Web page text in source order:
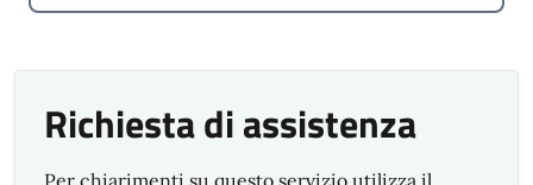
Richiesta di assistenza
Per chiarimenti su questo servizio utilizza il